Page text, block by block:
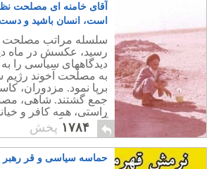
آقای خامنه ای مصلحت
است، انسان باشید و دست
بردارید
۰
سلسله مراتب مصلحت
رسید، عکسش در ماه
دیدگاههای سیاسی را به
به مصلحت آخوند رژیم
برپا نمود. مزدوران،
جمع گشتند. شاهی،
راستی، همه کافر و
آمده، دستگیر، شکنجه،
۱۷۸۴ پخش
حماسه سیاسی و قر رهبر